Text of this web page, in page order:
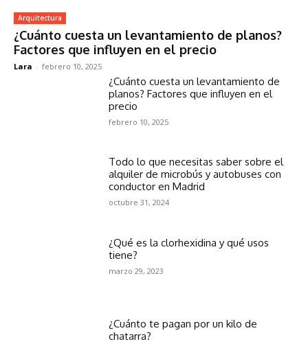
Arquitectura
¿Cuánto cuesta un levantamiento de planos?
Factores que influyen en el precio
Lara - febrero 10, 2025
¿Cuánto cuesta un levantamiento de
planos? Factores que influyen en el
precio
febrero 10, 2025
Todo lo que necesitas saber sobre el
alquiler de microbús y autobuses con
conductor en Madrid
octubre 31, 2024
¿Qué es la clorhexidina y qué usos
tiene?
marzo 29, 2023
¿Cuánto te pagan por un kilo de
chatarra?